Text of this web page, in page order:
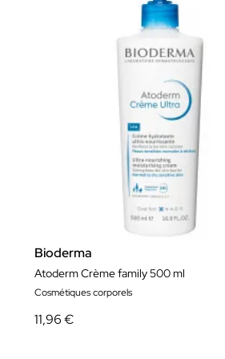
Bioderma
Atoderm Crème family 500 ml
Cosmétiques corporels
11,96 €